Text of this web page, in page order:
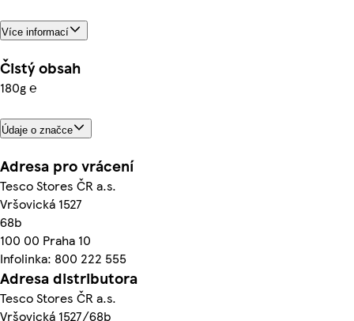
Více informací
Čistý obsah
180g ℮
Údaje o značce
Adresa pro vrácení
Tesco Stores ČR a.s.
Vršovická 1527
68b
100 00 Praha 10
Infolinka: 800 222 555
Adresa distributora
Tesco Stores ČR a.s.
Vršovická 1527/68b